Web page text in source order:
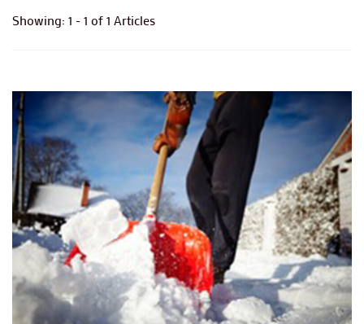
Showing: 1 - 1 of 1 Articles